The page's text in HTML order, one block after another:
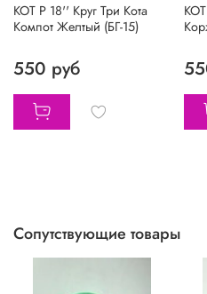
КОТ Р 18'' Круг Три Кота
Компот Желтый (БГ-15)
550 руб
Сопутствующие товары